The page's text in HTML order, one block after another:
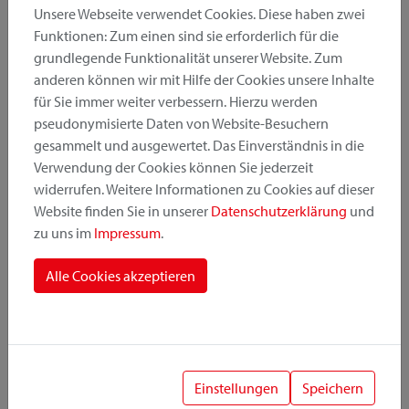
Produktkategorie
Montageposition
Befestigungssystem
Unsere Webseite verwendet Cookies. Diese haben zwei
Funktionen: Zum einen sind sie erforderlich für die
grundlegende Funktionalität unserer Website. Zum
anderen können wir mit Hilfe der Cookies unsere Inhalte
für Sie immer weiter verbessern. Hierzu werden
pseudonymisierte Daten von Website-Besuchern
gesammelt und ausgewertet. Das Einverständnis in die
Verwendung der Cookies können Sie jederzeit
widerrufen. Weitere Informationen zu Cookies auf dieser
Website finden Sie in unserer Datenschutzerklärung und
zu uns im Impressum.
Alle Cookies akzeptieren
Einstellungen Speichern